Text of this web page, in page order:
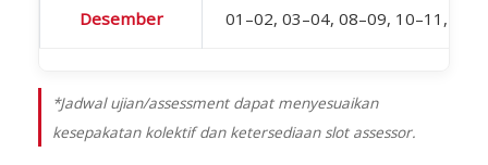
Desember 01–02, 03–04, 08–09, 10–11,
*Jadwal ujian/assessment dapat menyesuaikan
kesepakatan kolektif dan ketersediaan slot assessor.